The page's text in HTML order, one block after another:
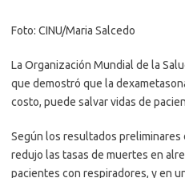
Foto: CINU/Maria Salcedo
La Organización Mundial de la
que demostró que la
costo, puede salvar vidas de
Según los resultados
redujo las tasas de muertes en
pacientes con respiradores, y en